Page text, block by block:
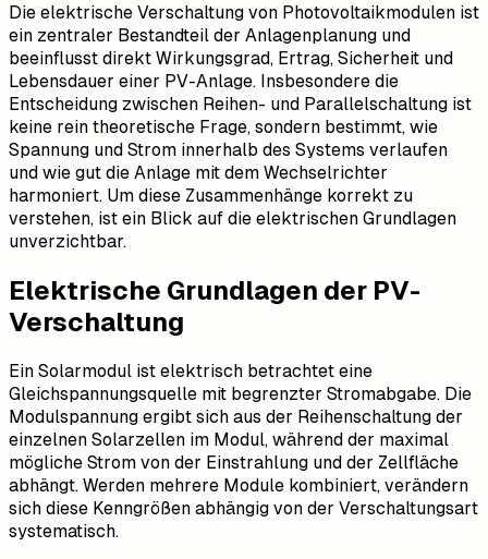
Die elektrische Verschaltung von Photovoltaikmodulen ist
ein zentraler Bestandteil der Anlagenplanung und
beeinflusst direkt Wirkungsgrad, Ertrag, Sicherheit und
Lebensdauer einer PV-Anlage. Insbesondere die
Entscheidung zwischen Reihen- und Parallelschaltung ist
keine rein theoretische Frage, sondern bestimmt, wie
Spannung und Strom innerhalb des Systems verlaufen
und wie gut die Anlage mit dem Wechselrichter
harmoniert. Um diese Zusammenhänge korrekt zu
verstehen, ist ein Blick auf die elektrischen Grundlagen
unverzichtbar.
Elektrische Grundlagen der PV-
Verschaltung
Ein Solarmodul ist elektrisch betrachtet eine
Gleichspannungsquelle mit begrenzter Stromabgabe. Die
Modulspannung ergibt sich aus der Reihenschaltung der
einzelnen Solarzellen im Modul, während der maximal
mögliche Strom von der Einstrahlung und der Zellfläche
abhängt. Werden mehrere Module kombiniert, verändern
sich diese Kenngrößen abhängig von der Verschaltungsart
systematisch.